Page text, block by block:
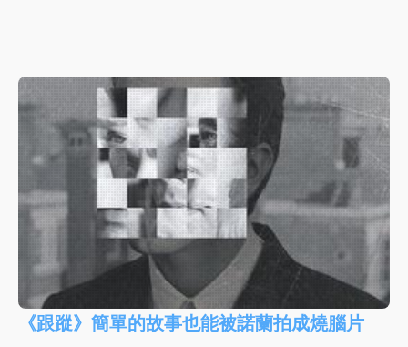
《跟蹤》簡單的故事也能被諾蘭拍成燒腦片